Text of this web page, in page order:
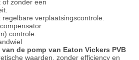
of zonder een
verplaatsingscontrole.
controle.
de pomp van Eaton Vickers PVB
waarden, zonder efficiency en